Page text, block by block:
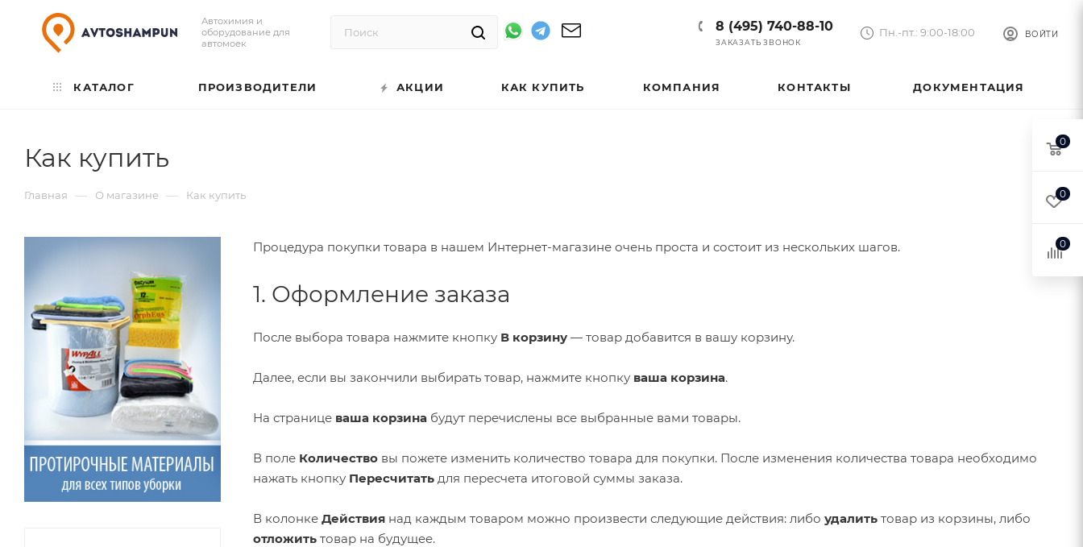
Автохимия и
оборудование для
автомоек
ВОЙТИ
8 (495) 740-88-10
ЗАКАЗАТЬ ЗВОНОК
Пн.-пт.: 9:00-18:00
КАТАЛОГ ПРОИЗВОДИТЕЛИ АКЦИИ КАК КУПИТЬ КОМПАНИЯ КОНТАКТЫ ДОКУМЕНТАЦИЯ
Как купить
Главная — О магазине — Как купить
Процедура покупки товара в нашем Интернет-магазине очень проста и состоит из нескольких шагов.
1. Оформление заказа
После выбора товара нажмите кнопку В корзину — товар добавится в вашу корзину.
Далее, если вы закончили выбирать товар, нажмите кнопку ваша корзина.
На странице ваша корзина будут перечислены все выбранные вами товары.
В поле Количество вы пожете изменить количество товара для покупки. После изменения количества товара необходимо
нажать кнопку Пересчитать для пересчета итоговой суммы заказа.
В колонке Действия над каждым товаром можно произвести следующие действия: либо удалить товар из корзины, либо
отложить товар на будущее.
0
0
0